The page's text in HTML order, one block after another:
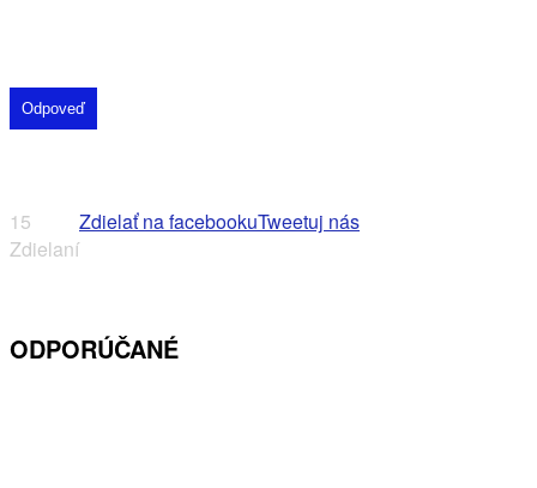
Odpoveď
15
Zdielaní
Zdielať na facebookuTweetuj nás
ODPORÚČANÉ